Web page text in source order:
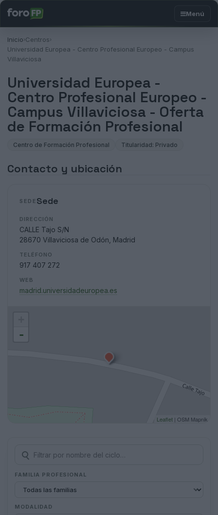
Inicio›Centros›
Universidad Europea - Centro Profesional Europeo - Campus
Villaviciosa
Universidad Europea -
Centro Profesional Europeo -
Campus Villaviciosa - Oferta
de Formación Profesional
Centro de Formación Profesional Titularidad: Privado
Contacto y ubicación
SEDE Sede
DIRECCIÓN
CALLE Tajo S/N
28670 Villaviciosa de Odón, Madrid
TELÉFONO
917 407 272
WEB
madrid.universidadeuropea.es
-
Leaflet | OSM Mapnik
FAMILIA PROFESIONAL
MODALIDAD